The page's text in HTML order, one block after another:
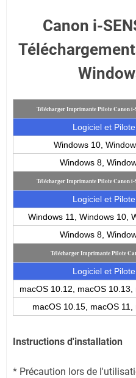
Canon i-
Télécharger Imprimante Pilote Canon
Logiciel et Pilote
Windows 10,
Windows 8,
Télécharger Imprimante Pilote Canon
Logiciel et Pilote
Windows 11, Windows 10,
Windows 8,
Télécharger Imprimante Pilote
Logiciel et Pilote
macOS 10.12, macOS 10.13,
macOS 10.15, macOS 11,
Instructions d'installation
* Précaution lors de